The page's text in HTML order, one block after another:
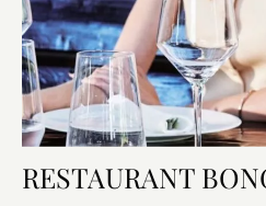
RESTAURANT